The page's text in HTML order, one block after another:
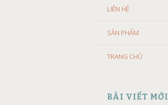
LIÊN HỆ
SẢN PHẨM
TRANG CHỦ
BÀI VIẾT MỚI